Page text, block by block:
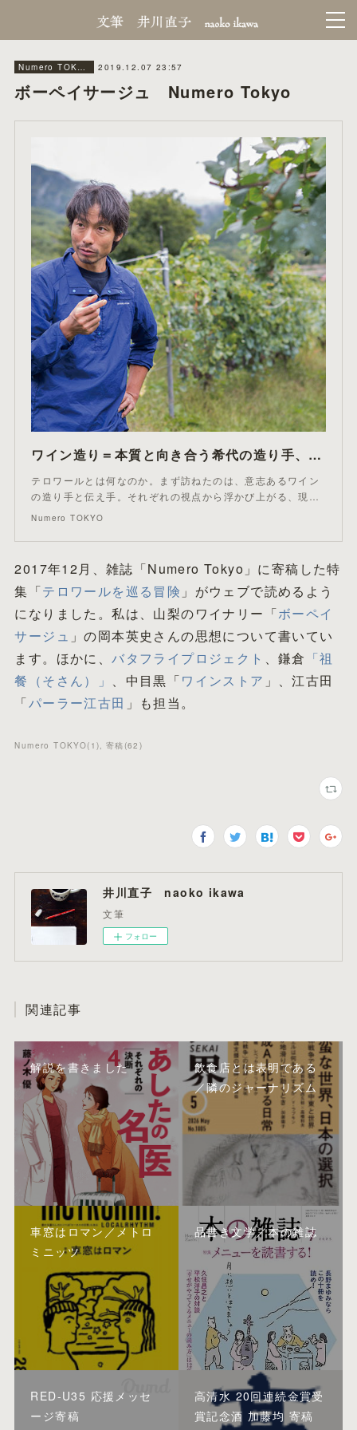
Numero TOKYO 2019.12.07 23:57
ボーペイサージュ Numero Tokyo
ワイン造り＝本質と向き合う希代の造り手、ボーペイサージュにとっての「テロワール」 | Numero TOKYO
テロワールとは何なのか。まず訪ねたのは、意志あるワイン
の造り手と伝え手。それぞれの視点から浮かび上がる、現…
Numero TOKYO
2017年12月、雑誌「Numero Tokyo」に寄稿した特
集「テロワールを巡る冒険 」がウェブで読めるよう
になりました。私は、山梨のワイナリー「ボーペイ
サージュ 」の岡本英史さんの思想について書いてい
ます。ほかに、バタフライプロジェクト 、鎌倉 「祖
餐（そさん）」 、中目黒「ワインストア 」、江古田
「パーラー江古田 」も担当。
Numero TOKYO( 1 ) 寄稿 (62 )
井川直子 naoko ikawa
文筆
フォロー
関連記事
解説を書きました
飲食店とは表明である
／隣のジャーナリズム
車窓はロマン／メトロ
ミニッツ
品書き文学／本の雑誌
RED-U35 応援メッセ
ージ寄稿
高清水 20回連続金賞受
賞記念酒 加藤均 寄稿